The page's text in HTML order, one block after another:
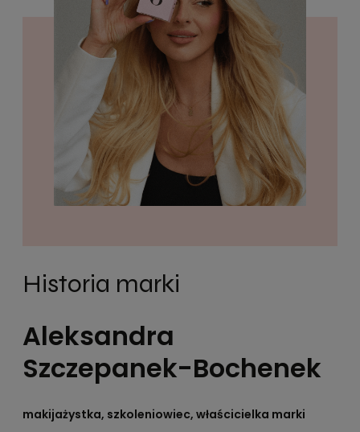
Historia marki
Aleksandra
Szczepanek-Bochenek
makijażystka, szkoleniowiec, właścicielka marki